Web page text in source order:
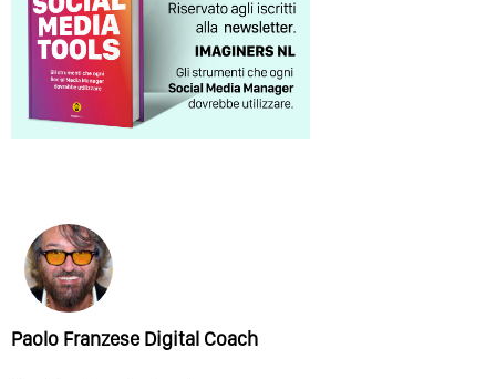
Paolo Franzese Digital Coach